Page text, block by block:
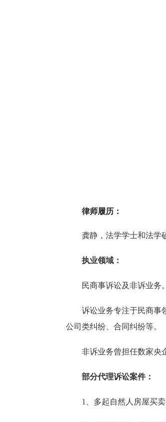
律师履历：
龚静，法学学士和法学
执业领域：
民商事诉讼及非诉业务。
诉讼业务专注于民商事领
公司类纠纷、合同纠纷等。
非诉业务曾担任数家央
部分代理诉讼案件：
1、多起自然人房屋买卖